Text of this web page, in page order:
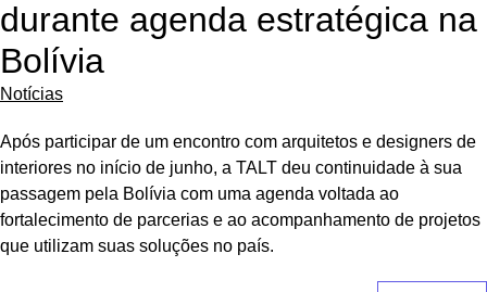
durante agenda estratégica na
Bolívia
Notícias
Após participar de um encontro com arquitetos e designers de
interiores no início de junho, a TALT deu continuidade à sua
passagem pela Bolívia com uma agenda voltada ao
fortalecimento de parcerias e ao acompanhamento de projetos
que utilizam suas soluções no país.